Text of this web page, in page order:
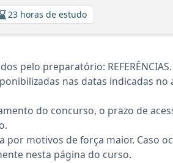
23 horas de estudo
pelo preparatório:
nas datas indicadas
do concurso, o prazo de
motivos de força maior. Caso
nesta página do curso.